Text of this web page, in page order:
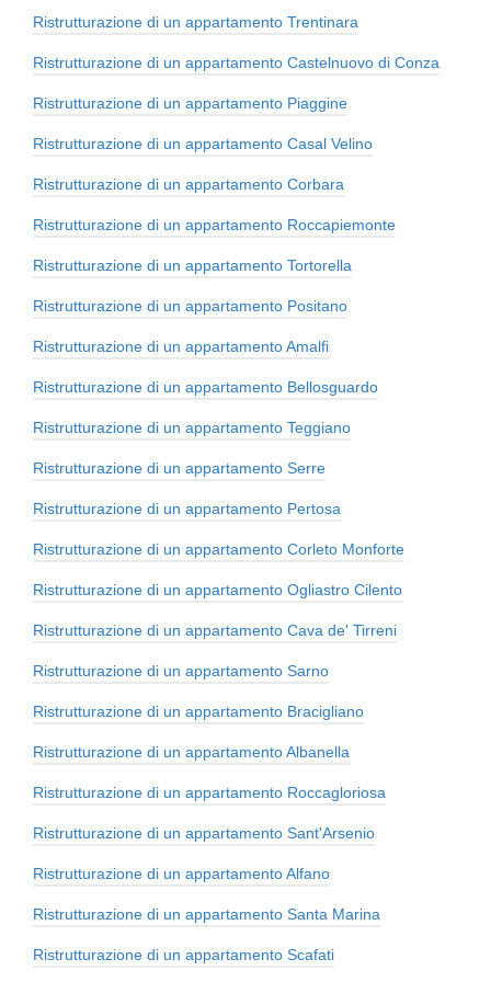
Ristrutturazione di un appartamento Trentinara
Ristrutturazione di un appartamento Castelnuovo di Conza
Ristrutturazione di un appartamento Piaggine
Ristrutturazione di un appartamento Casal Velino
Ristrutturazione di un appartamento Corbara
Ristrutturazione di un appartamento Roccapiemonte
Ristrutturazione di un appartamento Tortorella
Ristrutturazione di un appartamento Positano
Ristrutturazione di un appartamento Amalfi
Ristrutturazione di un appartamento Bellosguardo
Ristrutturazione di un appartamento Teggiano
Ristrutturazione di un appartamento Serre
Ristrutturazione di un appartamento Pertosa
Ristrutturazione di un appartamento Corleto Monforte
Ristrutturazione di un appartamento Ogliastro Cilento
Ristrutturazione di un appartamento Cava de' Tirreni
Ristrutturazione di un appartamento Sarno
Ristrutturazione di un appartamento Bracigliano
Ristrutturazione di un appartamento Albanella
Ristrutturazione di un appartamento Roccagloriosa
Ristrutturazione di un appartamento Sant'Arsenio
Ristrutturazione di un appartamento Alfano
Ristrutturazione di un appartamento Santa Marina
Ristrutturazione di un appartamento Scafati